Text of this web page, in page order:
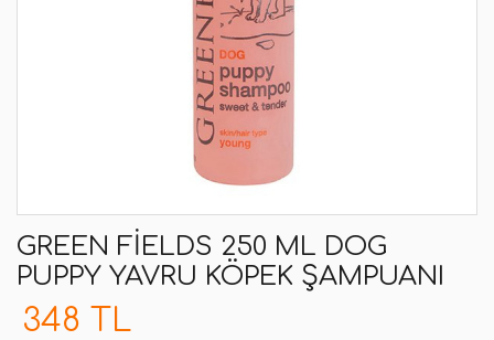
GREEN FIELDS 250 ML DOG
PUPPY YAVRU KÖPEK ŞAMPUANI
348 TL